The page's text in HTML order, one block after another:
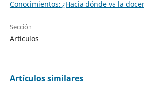
Conocimientos: ¿Hacia dónde va la
Sección
Artículos
Artículos similares